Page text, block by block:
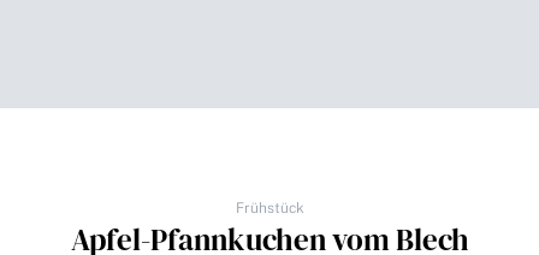
Frühstück
Apfel-Pfannkuchen vom Blech